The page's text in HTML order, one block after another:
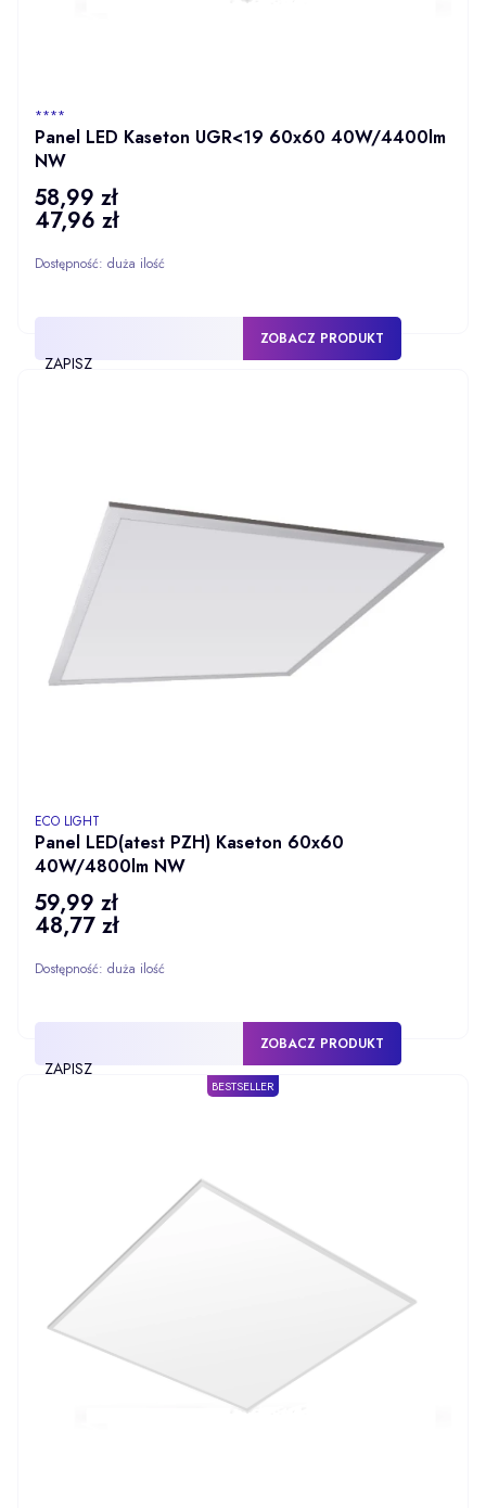
Panel LED Kaseton UGR<19 60x60 40W/4400lm
NW
PRODUCENT
****
Cena
58,99 zł
Cena
47,96 zł
Dostępność: duża ilość
ZAPISZ
ZOBACZ PRODUKT
Panel LED(atest PZH) Kaseton 60x60
40W/4800lm NW
PRODUCENT
ECO LIGHT
Cena
59,99 zł
Cena
48,77 zł
Dostępność: duża ilość
ZAPISZ
ZOBACZ PRODUKT
BESTSELLER